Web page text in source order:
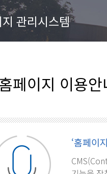
관리시스템
페이지 이용안
‘홈페이